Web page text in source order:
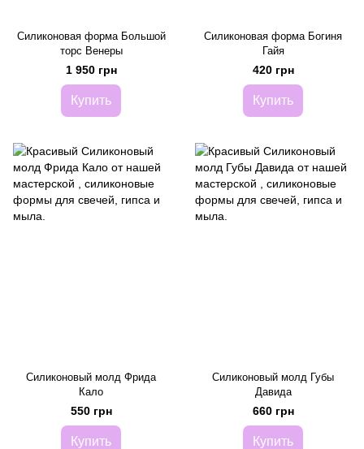
Силиконовая форма Большой
торс Венеры
1 950 грн
Купить
Силиконовая форма Богиня
Гайя
420 грн
Купить
Силиконовый молд Фрида
Кало
550 грн
Купить
Силиконовый молд Губы
Давида
660 грн
Купить